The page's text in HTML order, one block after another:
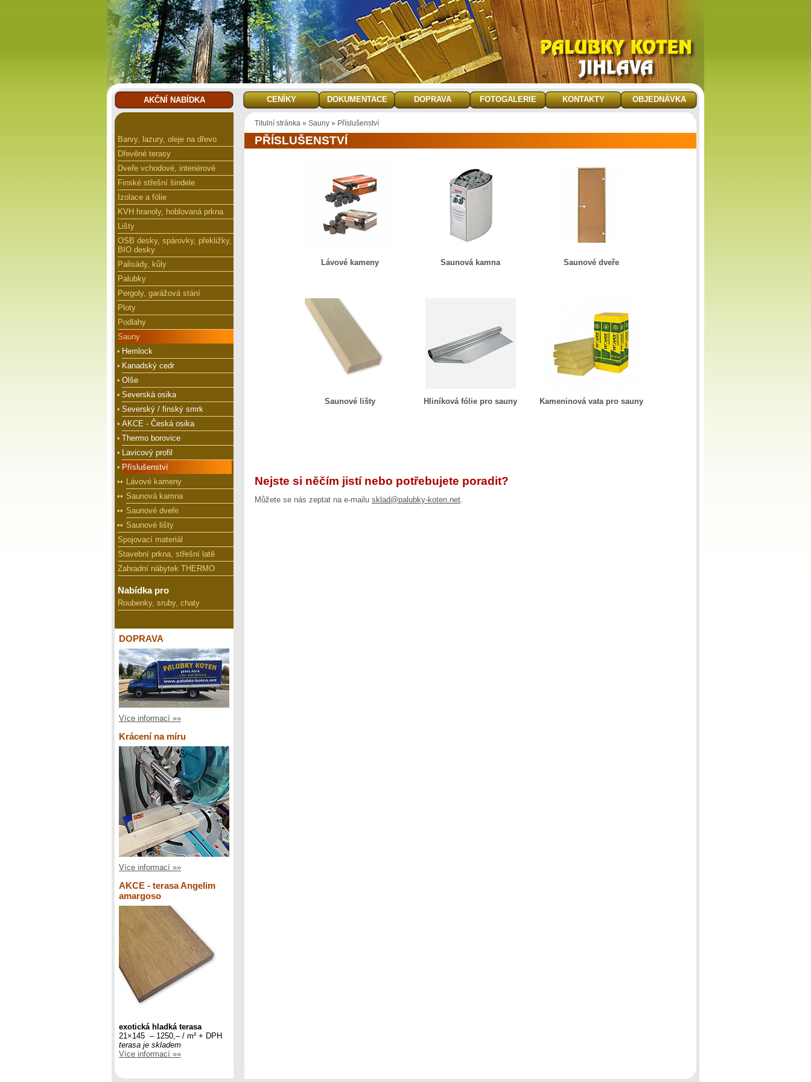
CENÍKY DOKUMENTACE DOPRAVA FOTOGALERIE KONTAKTY OBJEDNÁVKA
Barvy, lazury, oleje na dřevo
Dřevěné terasy
Dveře vchodové, interiérové
Finské střešní šindele
Izolace a fólie
KVH hranoly, hoblovaná prkna
Lišty
OSB desky, spárovky, překližky,
BIO desky
Palisády, kůly
Palubky
Pergoly, garážová stání
Ploty
Podlahy
Sauny
• Hemlock
• Kanadský cedr
• Olše
• Severská osika
• Severský / finský smrk
• AKCE - Česká osika
• Thermo borovice
• Lavicový profil
• Příslušenství
•• Lávové kameny
•• Saunová kamna
•• Saunové dveře
•• Saunové lišty
Spojovací materiál
Stavební prkna, střešní latě
Zahradní nábytek THERMO
Nabídka pro
Roubenky, sruby, chaty
DOPRAVA
Více informací »»
Krácení na míru
Více informací »»
AKCE - terasa Angelim
amargoso
exotická hladká terasa
21×145 – 1250,– / m² + DPH
terasa je skladem
Více informací »»
AKČNÍ NABÍDKA
Titulní stránka » Sauny » Příslušenství
PŘÍSLUŠENSTVÍ
Lávové kameny Saunová kamna Saunové dveře
Saunové lišty Hliníková fólie pro sauny Kameninová vata pro sauny
Nejste si něčím jistí nebo potřebujete poradit?
Můžete se nás zeptat na e-mailu sklad@palubky-koten.net.